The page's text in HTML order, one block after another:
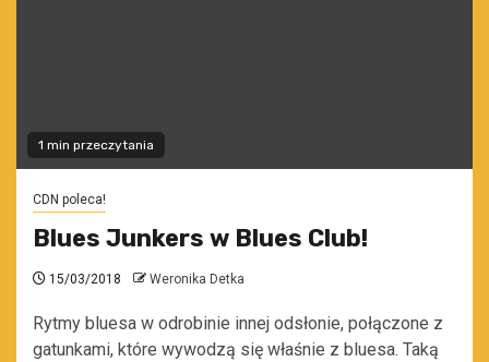
1 min przeczytania
CDN poleca!
Blues Junkers w Blues Club!
15/03/2018 Weronika Detka
Rytmy bluesa w odrobinie innej odsłonie, połączone z
gatunkami, które wywodzą się właśnie z bluesa. Taką